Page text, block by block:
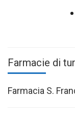
Farmacie di
Farmacia S.